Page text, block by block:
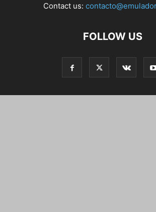
Contact us:
FOLLOW US